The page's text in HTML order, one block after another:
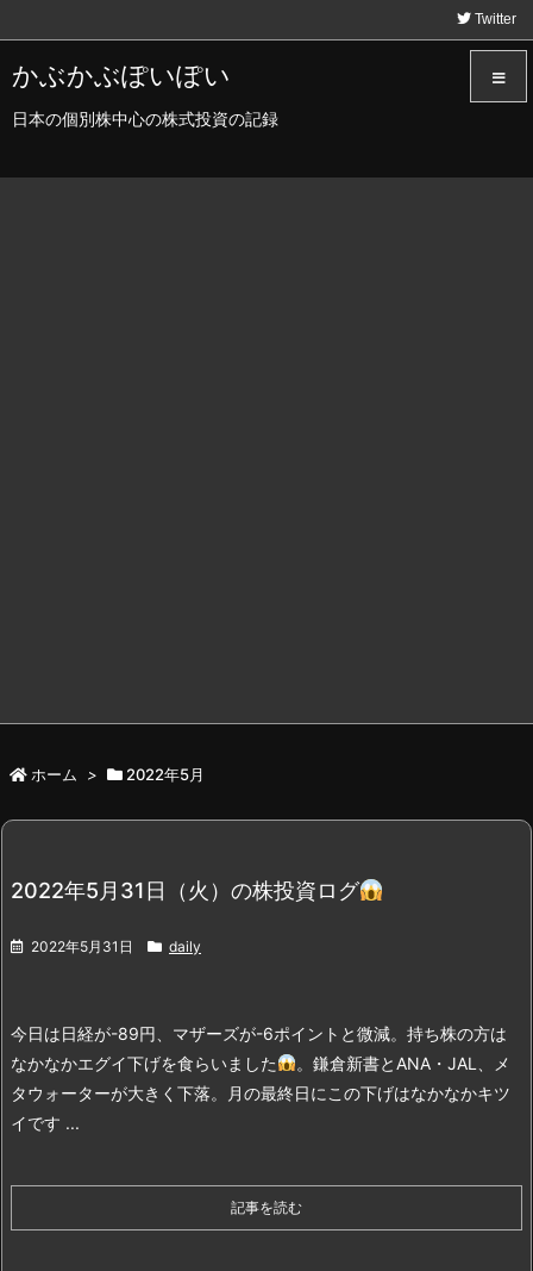
かぶかぶぽいぽい
日本の個別株中心の株式投資の記録
Twitter
ホーム > 2022年5月
2022年5月31日（火）の株投資ログ
2022年5月31日 daily
今日は日経が-89円、マザーズが-6ポイントと微減。持ち株の方は
なかなかエグイ下げを食らいました
。 鎌倉新書とANA・JAL、メ
タウォーターが大きく下落。月の最終日にこの下げはなかなかキツ
イです ...
記事を読む